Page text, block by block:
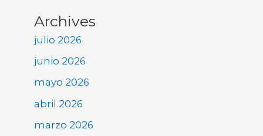
Archives
julio 2026
junio 2026
mayo 2026
abril 2026
marzo 2026